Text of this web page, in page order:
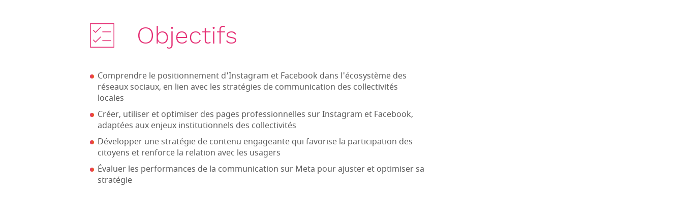
Objectifs
Comprendre le positionnement d'Instagram et Facebook dans l'écosystème des
réseaux sociaux, en lien avec les stratégies de communication des collectivités
locales
Créer, utiliser et optimiser des pages professionnelles sur Instagram et Facebook,
adaptées aux enjeux institutionnels des collectivités
Développer une stratégie de contenu engageante qui favorise la participation des
citoyens et renforce la relation avec les usagers
Évaluer les performances de la communication sur Meta pour ajuster et optimiser sa
stratégie